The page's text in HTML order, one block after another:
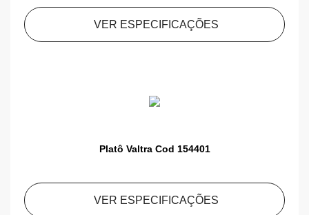
VER ESPECIFICAÇÕES
Platô Valtra Cod 154401
VER ESPECIFICAÇÕES